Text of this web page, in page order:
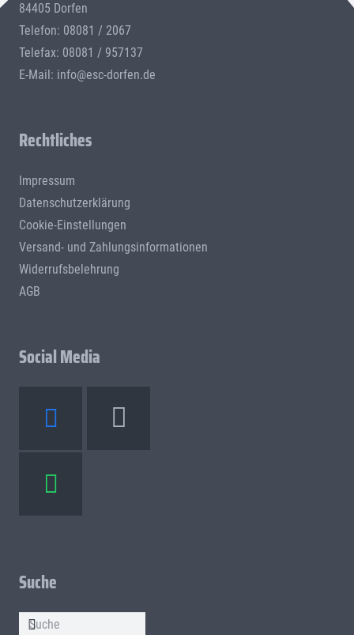
84405 Dorfen
Telefon: 08081 / 2067
Telefax: 08081 / 957137
E-Mail: info@esc-dorfen.de
Rechtliches
Impressum
Datenschutzerklärung
Cookie-Einstellungen
Versand- und Zahlungsinformationen
Widerrufsbelehrung
AGB
Social Media
Suche